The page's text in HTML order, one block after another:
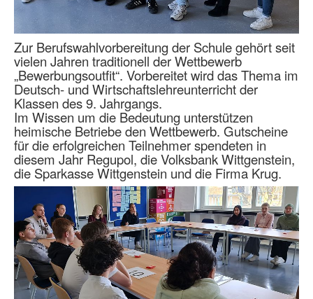
Zur Berufswahlvorbereitung der Schule gehört seit
vielen Jahren traditionell der Wettbewerb
„Bewerbungsoutfit“. Vorbereitet wird das Thema im
Deutsch- und Wirtschaftslehreunterricht der
Klassen des 9. Jahrgangs.
Im Wissen um die Bedeutung unterstützen
heimische Betriebe den Wettbewerb. Gutscheine
für die erfolgreichen Teilnehmer spendeten in
diesem Jahr Regupol, die Volksbank Wittgenstein,
die Sparkasse Wittgenstein und die Firma Krug.